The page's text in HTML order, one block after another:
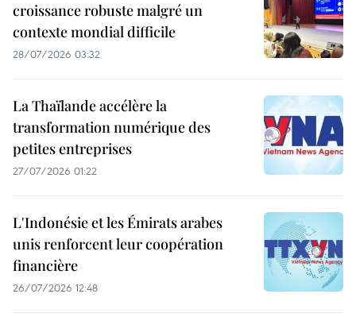
croissance robuste malgré un
contexte mondial difficile
28/07/2026 03:32
La Thaïlande accélère la
transformation numérique des
petites entreprises
27/07/2026 01:22
L'Indonésie et les Émirats arabes
unis renforcent leur coopération
financière
26/07/2026 12:48